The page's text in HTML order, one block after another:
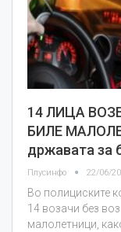
14 ЛИЦА
БИЛЕ
државата за
Плусинфо 22/06/
Во полициските
14 возачи без
малолетници,